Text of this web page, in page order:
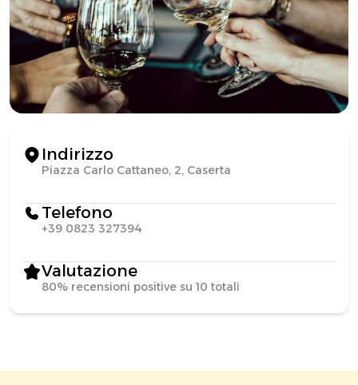
Indirizzo
Piazza Carlo Cattaneo, 2, Caserta
Telefono
+39 0823 327394
Valutazione
80% recensioni positive su 10 totali